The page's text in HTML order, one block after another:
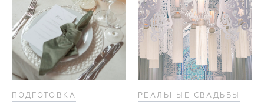
ПОДГОТОВКА РЕАЛЬНЫЕ СВАДЬБЫ